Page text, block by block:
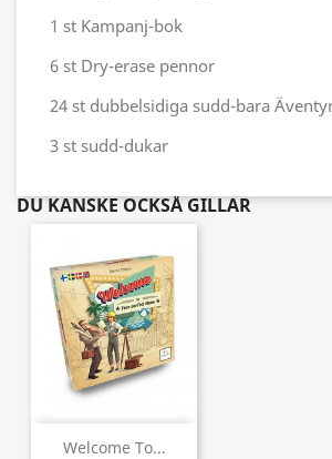
1 st Kampanj-bok
6 st Dry-erase pennor
24 st dubbelsidiga sudd-bara
3 st sudd-dukar
DU KANSKE OCKSÅ GILLAR
Welcome To...